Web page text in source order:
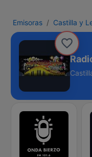
Emisoras Castilla y